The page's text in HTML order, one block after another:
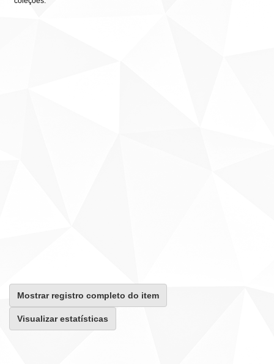
Mostrar registro completo do item
Visualizar estatísticas